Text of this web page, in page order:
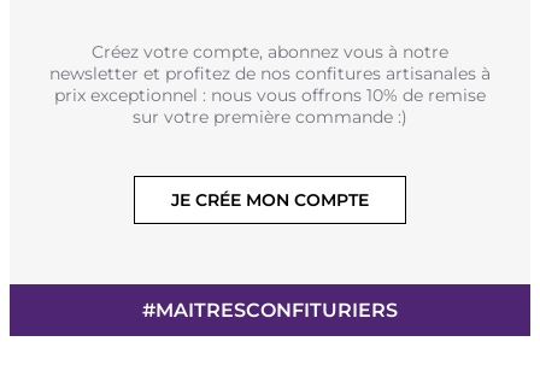
Créez votre compte, abonnez vous à notre
newsletter et profitez de nos confitures artisanales à
prix exceptionnel : nous vous offrons 10% de remise
sur votre première commande :)
JE CRÉE MON COMPTE
#MAITRESCONFITURIERS